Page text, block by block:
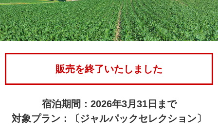
販売を終了いたしました
宿泊期間：2026年3月31日まで
対象プラン：〔ジャルパックセレクション〕